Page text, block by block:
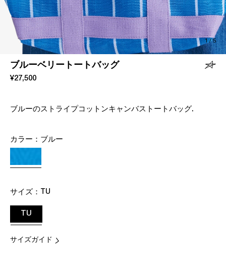
1/5
ブルーベリートートバッグ
¥27,500
ブルーのストライプコットンキャンバストートバッグ.
カラー： ブルー
サイズ： TU
TU
サイズガイド